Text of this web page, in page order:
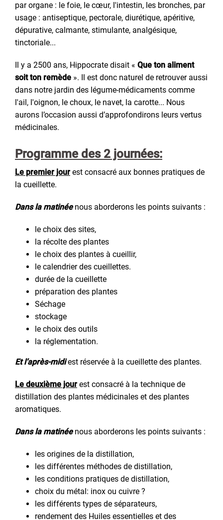
par organe : le foie, le cœur, l'intestin, les bronches, par
usage : antiseptique, pectorale, diurétique, apéritive,
dépurative, calmante, stimulante, analgésique,
tinctoriale...
Il y a 2500 ans, Hippocrate disait « Que ton aliment
soit ton remède ». Il est donc naturel de retrouver aussi
dans notre jardin des légume-médicaments comme
l'ail, l'oignon, le choux, le navet, la carotte... Nous
aurons l’occasion aussi d’approfondirons leurs vertus
médicinales.
Programme des 2 journées:
Le premier jour est consacré aux bonnes pratiques de
la cueillette.
Dans la matinéenous aborderons les points suivants :
le choix des sites,
la récolte des plantes
le choix des plantes à cueillir,
le calendrier des cueillettes.
durée de la cueillette
préparation des plantes
Séchage
stockage
le choix des outils
la réglementation.
Et l’après-midiest réservée à la cueillette des plantes.
Le deuxième jour est consacré à la technique de
distillation des plantes médicinales et des plantes
aromatiques.
Dans la matinéenous aborderons les points suivants :
les origines de la distillation,
les différentes méthodes de distillation,
les conditions pratiques de distillation,
choix du métal: inox ou cuivre ?
les différents types de séparateurs,
rendement des Huiles essentielles et des